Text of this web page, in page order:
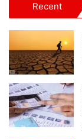
Recent